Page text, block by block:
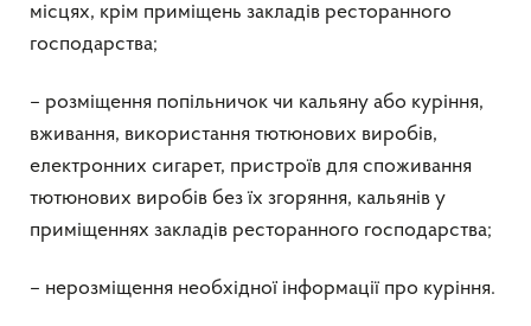
місцях, крім приміщень закладів ресторанного
господарства;
– розміщення попільничок чи кальяну або куріння,
вживання, використання тютюнових виробів,
електронних сигарет, пристроїв для споживання
тютюнових виробів без їх згоряння, кальянів у
приміщеннях закладів ресторанного господарства;
– нерозміщення необхідної інформації про куріння.